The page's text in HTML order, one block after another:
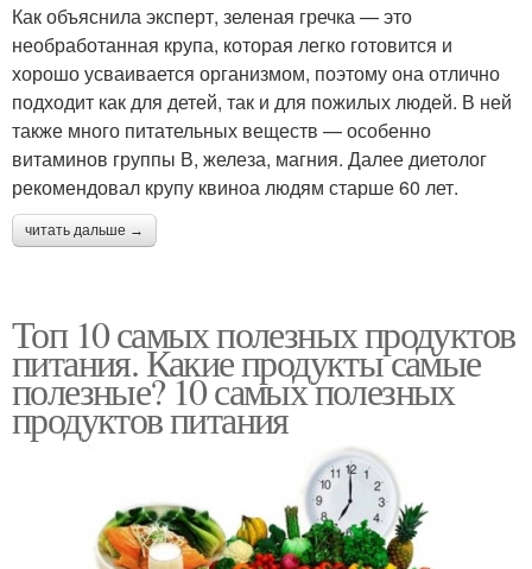
Как объяснила эксперт, зеленая гречка — это
необработанная крупа, которая легко готовится и
хорошо усваивается организмом, поэтому она отлично
подходит как для детей, так и для пожилых людей. В ней
также много питательных веществ — особенно
витаминов группы В, железа, магния. Далее диетолог
рекомендовал крупу квиноа людям старше 60 лет.
читать дальше →
Топ 10 самых полезных продуктов
питания. Какие продукты самые
полезные? 10 самых полезных
продуктов питания